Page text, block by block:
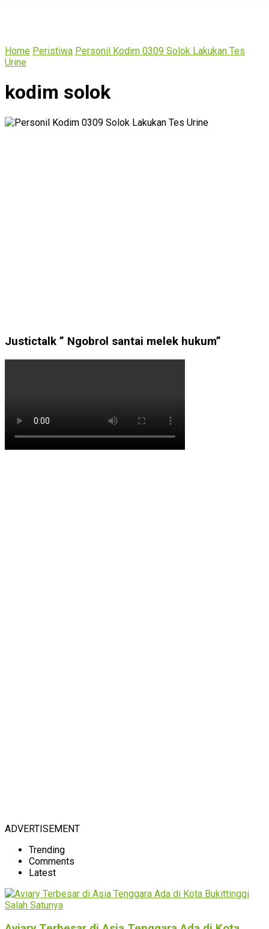
Home Peristiwa Personil Kodim 0309 Solok Lakukan Tes
Urine
kodim solok
Justictalk ” Ngobrol santai melek hukum”
ADVERTISEMENT
Trending
Comments
Latest